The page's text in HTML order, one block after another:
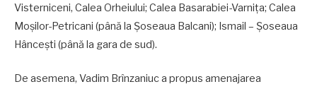
Visterniceni, Calea Orheiului; Calea Basarabiei-Varnița; Calea
Moșilor-Petricani (până la Șoseaua Balcani); Ismail – Șoseaua
Hâncești (până la gara de sud).
De asemena, Vadim Brînzaniuc a propus amenajarea